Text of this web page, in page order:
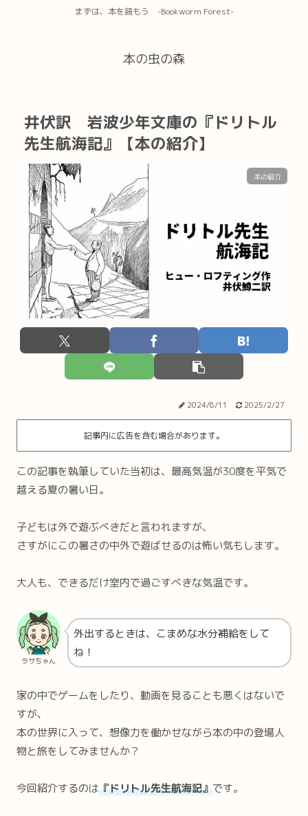
まずは、本を読もう -Bookworm Forest-
本の虫の森
井伏訳 岩波少年文庫の『ドリトル
先生航海記』【本の紹介】
本の紹介
2024/8/11 2025/2/27
記事内に広告を含む場合があります。
この記事を執筆していた当初は、最高気温が30度を平気で
越える夏の暑い日。
子どもは外で遊ぶべきだと言われますが、
さすがにこの暑さの中外で遊ばせるのは怖い気もします。
大人も、できるだけ室内で過ごすべきな気温です。
ラサちゃん
外出するときは、こまめな水分補給をして
ね！
家の中でゲームをしたり、動画を見ることも悪くはないで
すが、
本の世界に入って、想像力を働かせながら本の中の登場人
物と旅をしてみませんか？
今回紹介するのは『ドリトル先生航海記』です。